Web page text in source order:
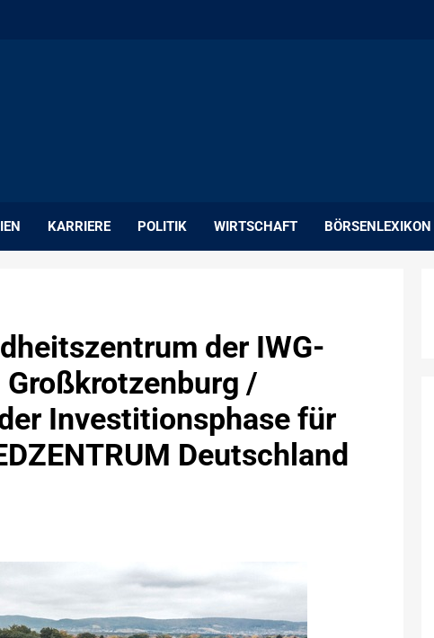
KARRIERE POLITIK WIRTSCHAFT BÖRSENLEXIKON
der IWG-
Großkrotzenburg /
Investitionsphase für
Deutschland